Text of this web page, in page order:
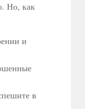
Но, как
и
в